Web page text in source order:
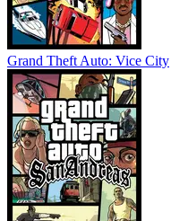
Grand Theft Auto: Vice City